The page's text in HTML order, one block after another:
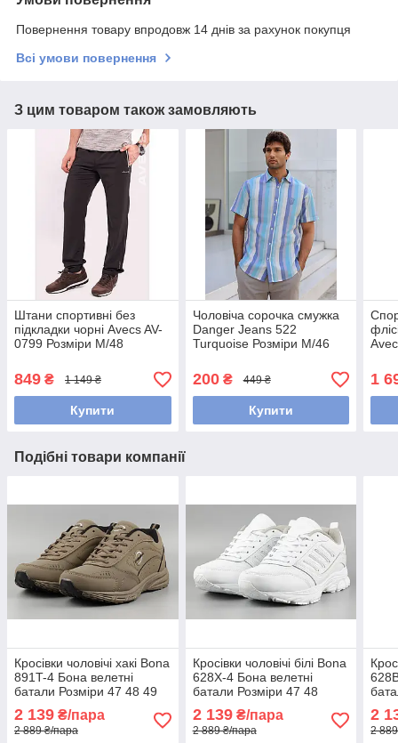
Повернення товару впродовж 14 днів за рахунок покупця
Всі умови повернення
З цим товаром також замовляють
Штани спортивні без
підкладки чорні Avecs AV-
0799 Розміри M/48
849 ₴ 1 149 ₴
Купити
Чоловіча сорочка смужка
Danger Jeans 522
Turquoise Розміри M/46
200₴ 449 ₴
Купити
1
Подібні товари компанії
Кросівки чоловічі хакі Bona
891T-4 Бона велетні
батали Розміри 47 48 49
2 139 ₴/пара
2 889 ₴/пара
Кросівки чоловічі білі Bona
628X-4 Бона велетні
батали Розміри 47 48
2 139₴/пара
2 889 ₴/пара
2
2